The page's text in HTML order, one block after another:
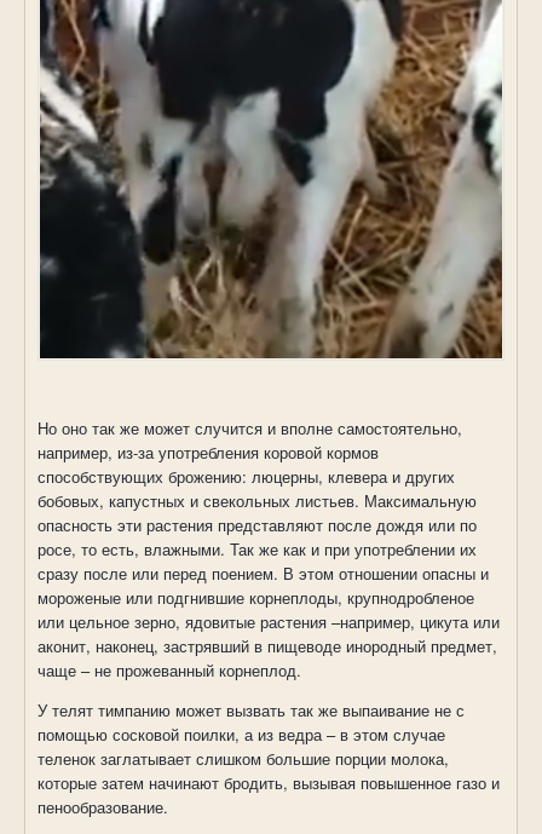
Но оно так же может случится и вполне самостоятельно,
например, из-за употребления коровой кормов
способствующих брожению: люцерны, клевера и других
бобовых, капустных и свекольных листьев. Максимальную
опасность эти растения представляют после дождя или по
росе, то есть, влажными. Так же как и при употреблении их
сразу после или перед поением. В этом отношении опасны и
мороженые или подгнившие корнеплоды, крупнодробленое
или цельное зерно, ядовитые растения –например, цикута или
аконит, наконец, застрявший в пищеводе инородный предмет,
чаще – не прожеванный корнеплод.
У телят тимпанию может вызвать так же выпаивание не с
помощью сосковой поилки, а из ведра – в этом случае
теленок заглатывает слишком большие порции молока,
которые затем начинают бродить, вызывая повышенное газо и
пенообразование.